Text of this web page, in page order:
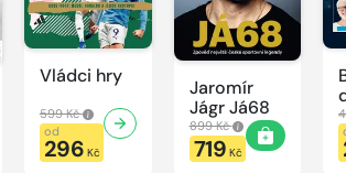
Vládci hry
599 Kč
od
296 Kč
Jaromír
Jágr Já68
899 Kč
719 Kč